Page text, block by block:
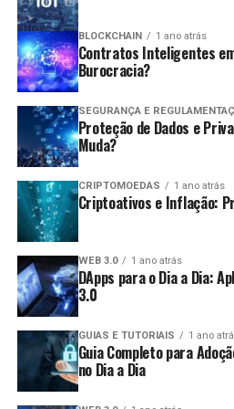
Variedade de ativos:
criptomoedas para operar,
diversificação nas
Desvantagens:
Risco elevado:
um curto período.
Estresse emocional:
ansiedade.
Custos de transação:
Quais são as
dentro do prazo de cinco
entrega da declaração
Pagamento de Imposto
deve ser feito até a data
Receita Federal.
Consequências da
A não apresentação da
diversas consequências, como:
Multas: Penalidades que
20% do valor do imposto
Impedimentos:
participar de licitações e
crédito.
Investigação:
auditoria pela Receita
BLOCKCHAIN 1 ano atrás
Contratos Inteligentes
Burocracia?
SEGURANÇA E
Proteção de Dados e
Muda?
CRIPTOMOEDAS 1 ano atrás
Criptoativos e Inflação:
WEB 3.0 1 ano atrás
DApps para o Dia a Dia:
3.0
GUIAS E TUTORIAIS 1 ano
Guia Completo para
no Dia a Dia